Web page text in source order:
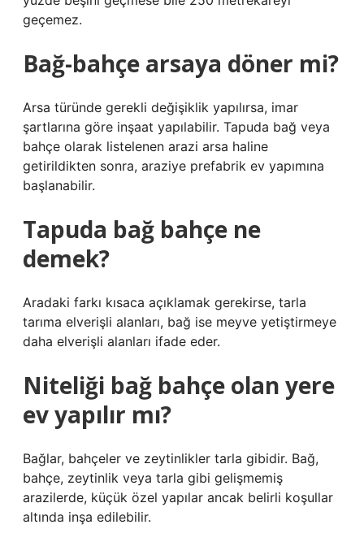
geçemez.
Bağ-bahçe arsaya döner mi?
Arsa türünde gerekli değişiklik yapılırsa, imar
şartlarına göre inşaat yapılabilir. Tapuda bağ veya
bahçe olarak listelenen arazi arsa haline
getirildikten sonra, araziye prefabrik ev yapımına
başlanabilir.
Tapuda bağ bahçe ne
demek?
Aradaki farkı kısaca açıklamak gerekirse, tarla
tarıma elverişli alanları, bağ ise meyve yetiştirmeye
daha elverişli alanları ifade eder.
Niteliği bağ bahçe olan yere
ev yapılır mı?
Bağlar, bahçeler ve zeytinlikler tarla gibidir. Bağ,
bahçe, zeytinlik veya tarla gibi gelişmemiş
arazilerde, küçük özel yapılar ancak belirli koşullar
altında inşa edilebilir.